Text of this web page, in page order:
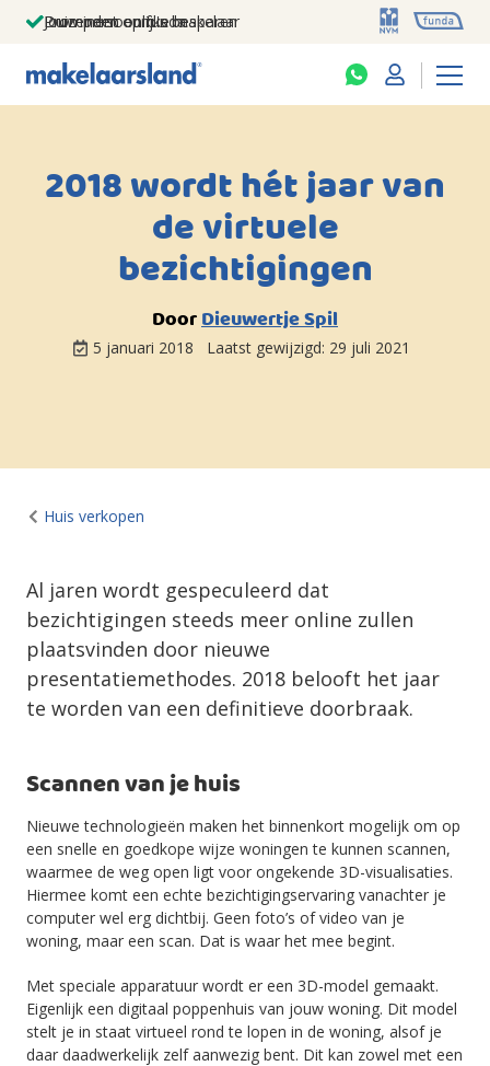
Jouw persoonlijke makelaar
Duizenden euro's besparen
Prominent op funda
2018 wordt hét jaar van
de virtuele
bezichtigingen
DoorDieuwertje Spil
5 januari 2018 Laatst gewijzigd: 29 juli 2021
Huis verkopen
Al jaren wordt gespeculeerd dat
bezichtigingen steeds meer online zullen
plaatsvinden door nieuwe
presentatiemethodes. 2018 belooft het jaar
te worden van een definitieve doorbraak.
Scannen van je huis
Nieuwe technologieën maken het binnenkort mogelijk om op
een snelle en goedkope wijze woningen te kunnen scannen,
waarmee de weg open ligt voor ongekende 3D-visualisaties.
Hiermee komt een echte bezichtigingservaring vanachter je
computer wel erg dichtbij. Geen foto’s of video van je
woning, maar een scan. Dat is waar het mee begint.
Met speciale apparatuur wordt er een 3D-model gemaakt.
Eigenlijk een digitaal poppenhuis van jouw woning. Dit model
stelt je in staat virtueel rond te lopen in de woning, alsof je
daar daadwerkelijk zelf aanwezig bent. Dit kan zowel met een